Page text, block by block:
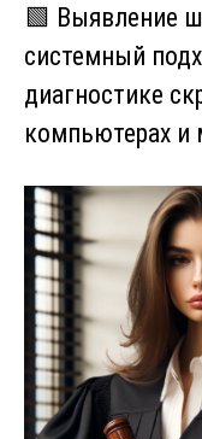
🟩 Выявление
системный
диагностике
компьютерах и